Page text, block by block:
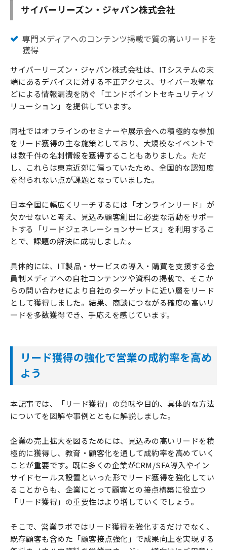
サイバーリーズン・ジャパン株式会社
専門メディアへのコンテンツ掲載で質の高いリードを
獲得
サイバーリーズン・ジャパン株式会社は、ITシステムの末
端にあるデバイスに対する不正アクセス、サイバー攻撃な
どによる情報漏洩を防ぐ「エンドポイントセキュリティソ
リューション」を提供しています。
同社ではオフラインのセミナーや展示会への積極的な参加
をリード獲得の主な施策としており、大規模なイベントで
は数千件の名刺情報を獲得することもありました。ただ
し、これらは東京近郊に偏っていたため、全国的な認知度
を得られない点が課題となっていました。
日本全国に幅広くリーチするには「オンラインリード」が
欠かせないと考え、見込み顧客創出に必要な活動をサポー
トする「リードジェネレーションサービス」を利用するこ
とで、課題の解決に成功しました。
具体的には、IT製品・サービスの導入・購買を支援する会
員制メディアへの自社コンテンツや資料の掲載で、そこか
らの問い合わせにより自社のターゲットに近い層をリード
として獲得しました。結果、商談につながる確度の高いリ
ードを多数獲得でき、手応えを感じています。
リード獲得の強化で営業の成約率を高め
よう
本記事では、「リード獲得」の意味や目的、具体的な方法
についてを図解や事例とともに解説しました。
企業の売上拡大を図るためには、見込みの高いリードを積
極的に獲得し、教育・顧客化を通して成約率を高めていく
ことが重要です。既に多くの企業がCRM/SFA導入やイン
サイドセールス設置といった形でリード獲得を強化してい
ることからも、企業にとって顧客との接点構築に役立つ
「リード獲得」の重要性はより増していくでしょう。
そこで、営業ラボではリード獲得を強化するだけでなく、
既存顧客も含めた「顧客接点強化」で成果向上を実現する